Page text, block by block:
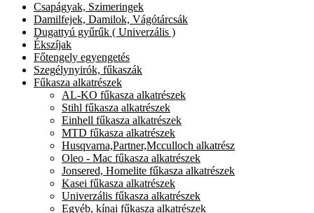
Csapágyak, Szimeringek
Damilfejek, Damilok, Vágótárcsák
Dugattyú gyűrűk ( Univerzális )
Ékszíjak
Főtengely egyengetés
Szegélynyirók, fűkaszák
Fűkasza alkatrészek
AL-KO fűkasza alkatrészek
Stihl fűkasza alkatrészek
Einhell fűkasza alkatrészek
MTD fűkasza alkatrészek
Husqvarna,Partner,Mcculloch alkatrész
Oleo - Mac fűkasza alkatrészek
Jonsered, Homelite fűkasza alkatrészek
Kasei fűkasza alkatrészek
Univerzális fűkasza alkatrészek
Egyéb, kínai fűkasza alkatrészek